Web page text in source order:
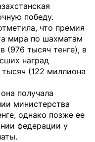
победу.
что премия
мира по шахматам
(976 тысяч тенге), в
наград
(122 миллиона
получала
министерства
однако позже ее
федерации у